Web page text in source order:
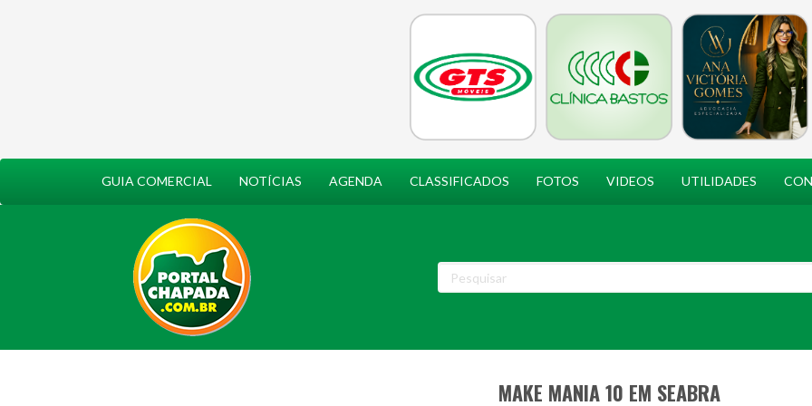
GUIA COMERCIAL NOTÍCIAS AGENDA CLASSIFICADOS FOTOS VIDEOS UTILIDADES
MAKE MANIA 10 EM SEABRA